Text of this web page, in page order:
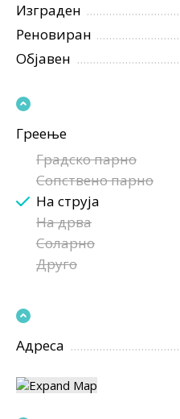
Изграден
Реновиран
Објавен
Греење
Градско парно
Сопствено парно
На струја
На дрва
Соларно
Друго
Адреса